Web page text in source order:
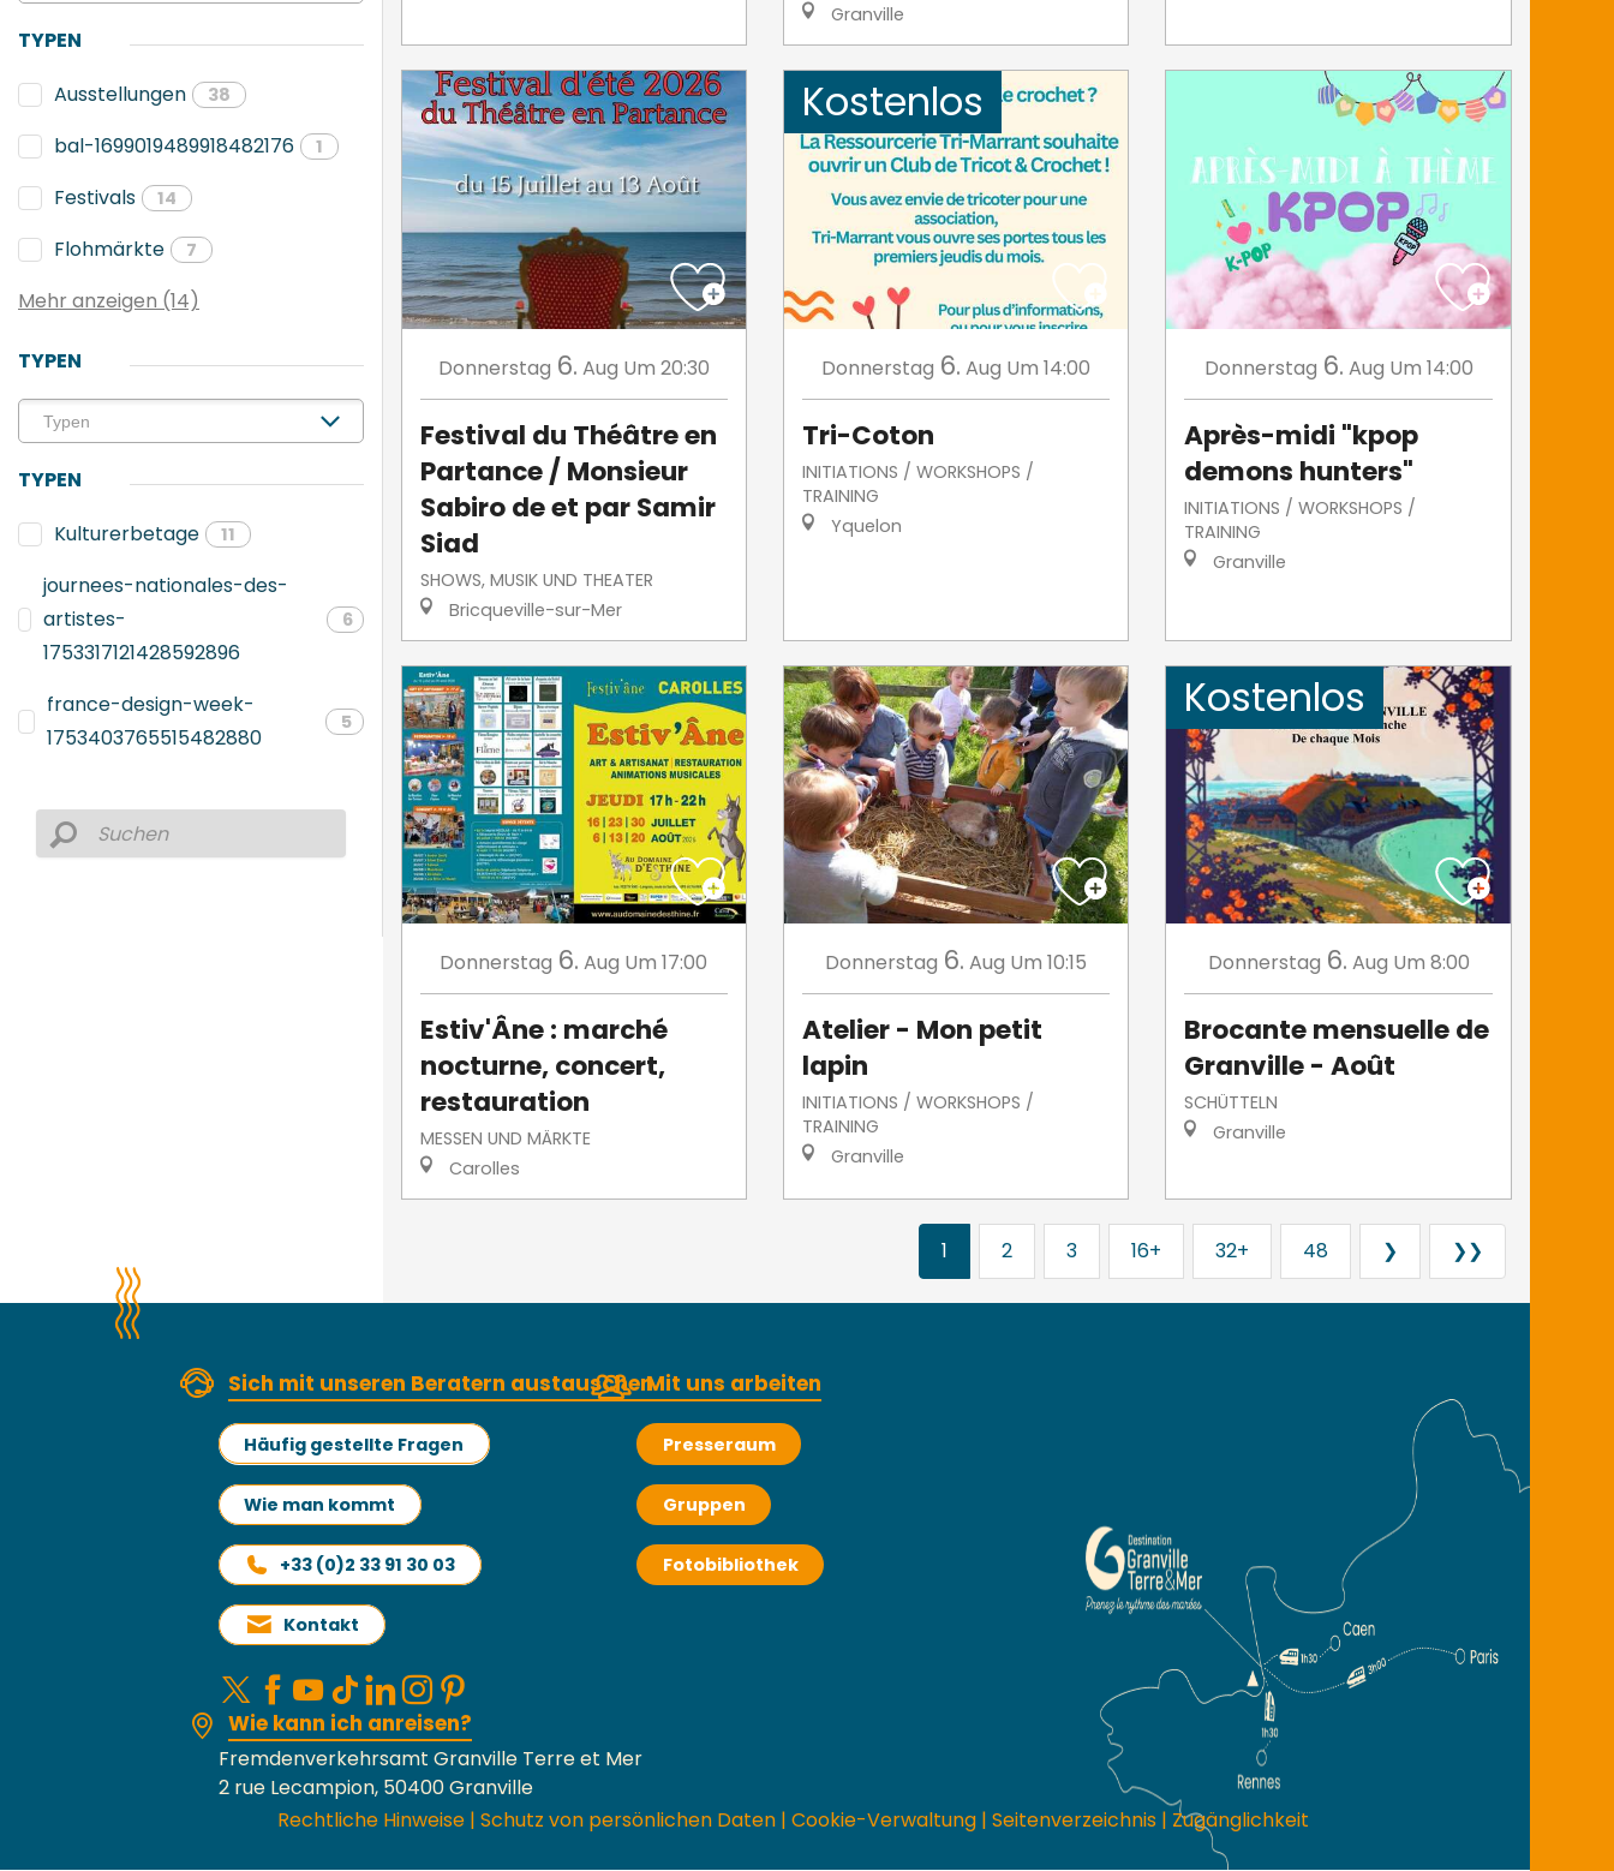
TYPEN
Ausstellungen
38
bal-1699019489918482176 1
Festivals 14
Flohmärkte 7
Mehr anzeigen (14)
TYPEN
TYPEN
Kulturerbetage
11
journees-nationales-des-
artistes-
1753317121428592896
6
france-design-week-
1753403765515482880
5
Granville
Donnerstag 6. Aug Um 20:30
Festival du Théâtre en
Partance / Monsieur
Sabiro de et par Samir
Siad
SHOWS, MUSIK UND THEATER
Bricqueville-sur-Mer
Kostenlos
Donnerstag 6. Aug Um 14:00
Tri-Coton
INITIATIONS / WORKSHOPS /
TRAINING
Yquelon
Donnerstag 6. Aug Um 14:00
Après-midi "kpop
demons hunters"
INITIATIONS / WORKSHOPS /
TRAINING
Granville
Donnerstag 6. Aug Um 17:00
Estiv'Âne : marché
nocturne, concert,
restauration
MESSEN UND MÄRKTE
Carolles
Donnerstag 6. Aug Um 10:15
Atelier - Mon petit
lapin
INITIATIONS / WORKSHOPS /
TRAINING
Granville
Kostenlos
Donnerstag 6. Aug Um 8:00
Brocante mensuelle de
Granville - Août
SCHÜTTELN
Granville
1 2 3 16+ 32+ 48 ❯ ❯❯
Sich mit unseren Beratern austauschen
Häufig gestellte Fragen
Wie man kommt
+33 (0)2 33 91 30 03
Kontakt
Mit uns arbeiten
Presseraum
Gruppen
Fotobibliothek
Wie kann ich anreisen?
Fremdenverkehrsamt Granville Terre et Mer
2 rue Lecampion, 50400 Granville
Rechtliche Hinweise | Schutz von persönlichen Daten | Cookie-Verwaltung | Seitenverzeichnis | Zugänglichkeit